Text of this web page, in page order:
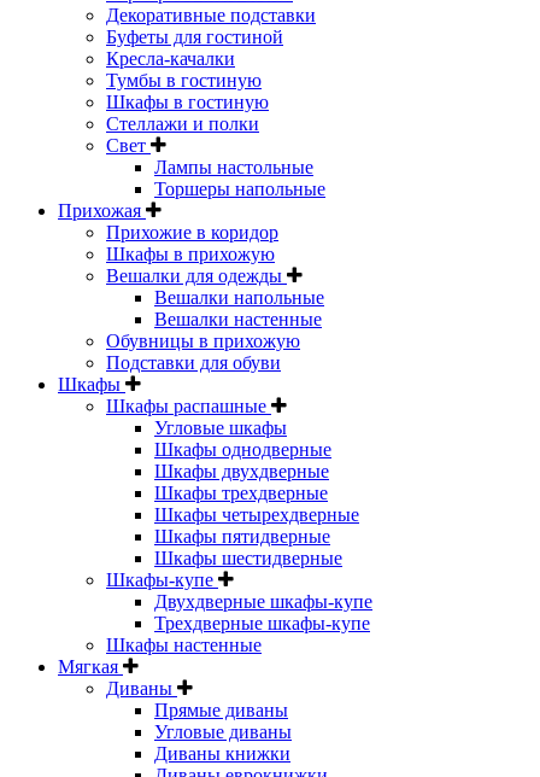
Декоративные подставки
Буфеты для гостиной
Кресла-качалки
Тумбы в гостиную
Шкафы в гостиную
Стеллажи и полки
Свет
Лампы настольные
Торшеры напольные
Прихожая
Прихожие в коридор
Шкафы в прихожую
Вешалки для одежды
Вешалки напольные
Вешалки настенные
Обувницы в прихожую
Подставки для обуви
Шкафы
Шкафы распашные
Угловые шкафы
Шкафы однодверные
Шкафы двухдверные
Шкафы трехдверные
Шкафы четырехдверные
Шкафы пятидверные
Шкафы шестидверные
Шкафы-купе
Двухдверные шкафы-купе
Трехдверные шкафы-купе
Шкафы настенные
Мягкая
Диваны
Прямые диваны
Угловые диваны
Диваны книжки